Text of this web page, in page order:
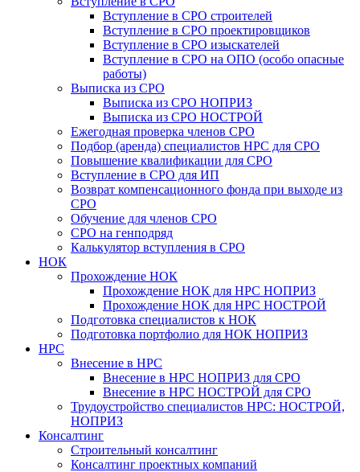
Вступление в СРО строителей
Вступление в СРО проектировщиков
Вступление в СРО изыскателей
Вступление в СРО на ОПО (особо опасные
работы)
Выписка из СРО
Выписка из СРО НОПРИЗ
Выписка из СРО НОСТРОЙ
Ежегодная проверка членов СРО
Подбор (аренда) специалистов НРС для СРО
Повышение квалификации для СРО
Вступление в СРО для ИП
Возврат компенсационного фонда при выходе из
СРО
Обучение для членов СРО
СРО на генподряд
Калькулятор вступления в СРО
НОК
Прохождение НОК
Прохождение НОК для НРС НОПРИЗ
Прохождение НОК для НРС НОСТРОЙ
Подготовка специалистов к НОК
Подготовка портфолио для НОК НОПРИЗ
НРС
Внесение в НРС
Внесение в НРС НОПРИЗ для СРО
Внесение в НРС НОСТРОЙ для СРО
Трудоустройство специалистов НРС: НОСТРОЙ,
НОПРИЗ
Консалтинг
Строительный консалтинг
Консалтинг проектных компаний